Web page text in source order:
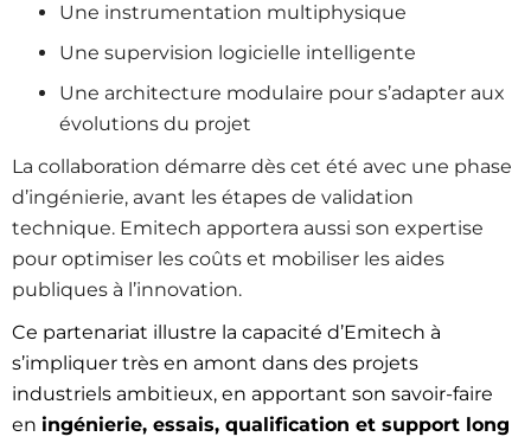
Une instrumentation multiphysique
Une supervision logicielle intelligente
Une architecture modulaire pour s’adapter aux
évolutions du projet
La collaboration démarre dès cet été avec une phase
d’ingénierie, avant les étapes de validation
technique. Emitech apportera aussi son expertise
pour optimiser les coûts et mobiliser les aides
publiques à l’innovation.
Ce partenariat illustre la capacité d’Emitech à
s’impliquer très en amont dans des projets
industriels ambitieux, en apportant son savoir-faire
en ingénierie, essais, qualification et support long